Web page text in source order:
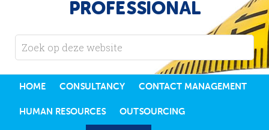
PROFESSIONAL
HOME CONSULTANCY CONTACT MANAGEMENT
HUMAN RESOURCES OUTSOURCING